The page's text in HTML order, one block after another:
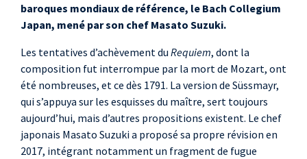
baroques mondiaux de référence, le Bach Collegium
Japan, mené par son chef Masato Suzuki.
Les tentatives d’achèvement du Requiem, dont la
composition fut interrompue par la mort de Mozart, ont
été nombreuses, et ce dès 1791. La version de Süssmayr,
qui s’appuya sur les esquisses du maître, sert toujours
aujourd’hui, mais d’autres propositions existent. Le chef
japonais Masato Suzuki a proposé sa propre révision en
2017, intégrant notamment un fragment de fugue